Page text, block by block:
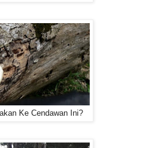
Ke Cendawan Ini?